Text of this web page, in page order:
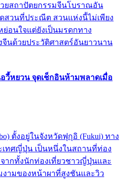
วยสถาปัตยกรรมจีนโบราณอัน
สวนที่ประณีต สวนแห่งนี้ไม่เพียง
อนใจแต่ยังเป็นมรดกทาง
นด้วยประวัติศาสตร์อันยาวนาน
อวี้หยวน จุดเช็กอินห้ามพลาดเมื่อ
ตั้งอยู่ในจังหวัดฟุกุอิ (Fukui) ทาง
ทศญี่ปุ่น เป็นหนึ่งในสถานที่ท่อง
ากทั้งนักท่องเที่ยวชาวญี่ปุ่นและ
งามของหน้าผาที่สูงชันและวิว